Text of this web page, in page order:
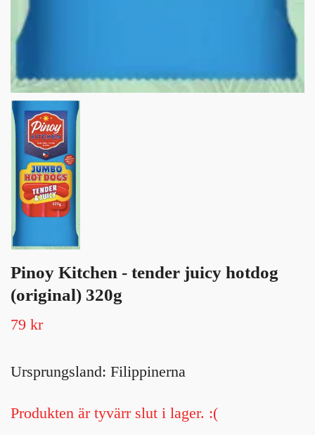
Pinoy Kitchen - tender juicy hotdog
(original) 320g
79 kr
Ursprungsland: Filippinerna
Produkten är tyvärr slut i lager. :(